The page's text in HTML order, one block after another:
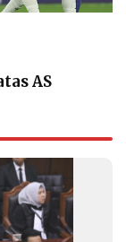
AS